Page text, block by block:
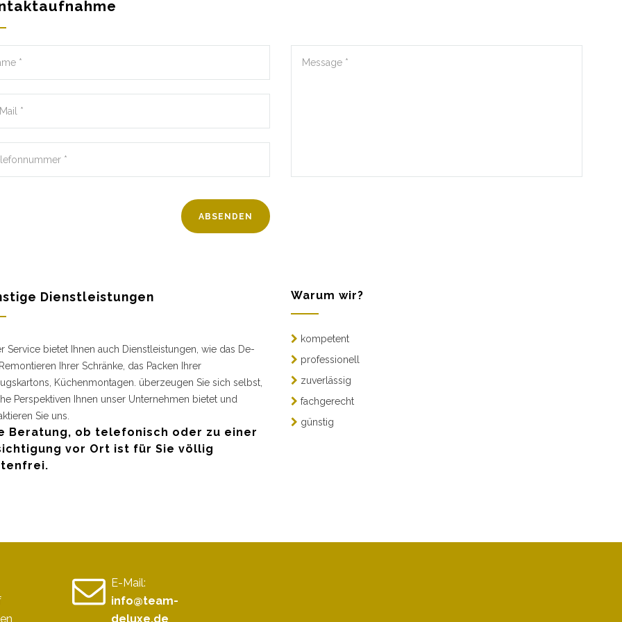
Dienstleistungen
Service bietet Ihnen auch Dienstleistungen, wie das De-
Ihrer Schränke, das Packen Ihrer
Küchenmontagen. überzeugen Sie sich selbst,
Perspektiven Ihnen unser Unternehmen bietet und
Sie uns.
Beratung, ob telefonisch oder zu einer
vor Ort ist für Sie völlig
Warum wir?
kompetent
professionell
zuverlässig
fachgerecht
günstig
E-Mail:
info@team-
deluxe.de